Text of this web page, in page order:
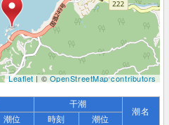
Leaflet| ©OpenStreetMap contributors
干潮
潮名
潮位 時刻
潮位